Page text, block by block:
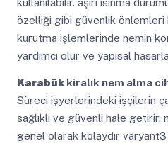
kullanılabilir. aşırı ısınma
özelliği gibi güvenlik önlemleri
kurutma işlemlerinde nemin
yardımcı olur ve yapısal
Karabükkiralık nem alma
Süreci işyerlerindeki işçilerin
sağlıklı ve güvenli hale getirir.
genel olarak kolaydır